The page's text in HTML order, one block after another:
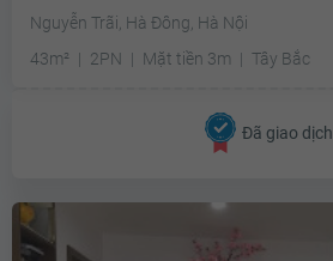
Nguyễn Trãi, Hà Đông, Hà Nội
43m²
2PN Mặt tiền 3m Tây Bắc
Đã giao dịch